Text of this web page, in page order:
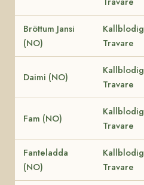
Bröttum Jansi
(NO)
Kallblodig
Travare
Daimi (NO)
Kallblodig
Travare
Fam (NO)
Kallblodig
Travare
Fanteladda
(NO)
Kallblodig
Travare